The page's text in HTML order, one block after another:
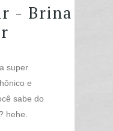
- Brina
super
e
sabe do
hehe.